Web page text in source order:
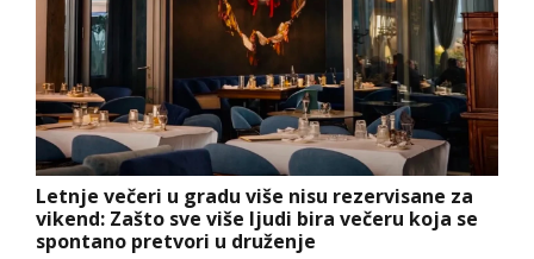
Letnje večeri u gradu više nisu rezervisane za
vikend: Zašto sve više ljudi bira večeru koja se
spontano pretvori u druženje